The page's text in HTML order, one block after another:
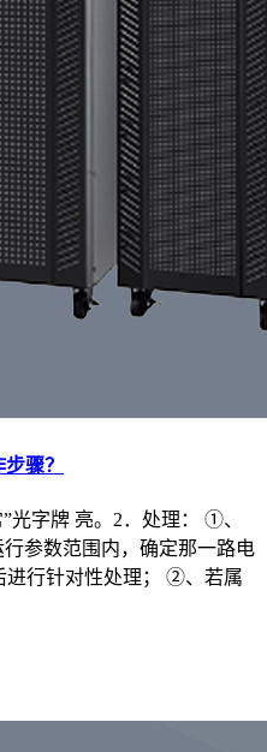
骤？
光字牌 亮。2．处理： ①、
参数范围内，确定那一路电
进行针对性处理； ②、若属